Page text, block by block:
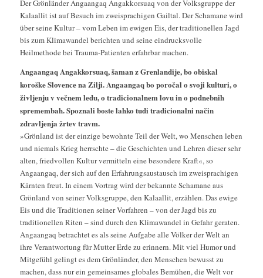
Der Grönländer Angaangaq Angakkorsuaq von der Volksgruppe der
Kalaallit ist auf Besuch im zweisprachigen Gailtal. Der Schamane wird
über seine Kultur – vom Leben im ewigen Eis, der traditionellen Jagd
bis zum Klimawandel berichten und seine eindrucksvolle
Heilmethode bei Trauma-Patienten erfahrbar machen.
Angaangaq Angakkorsuaq, šaman z Grenlandije, bo obiskal
koroške Slovence na Zilji. Angaangaq bo poročal o svoji kulturi, o
življenju v večnem ledu, o tradicionalnem lovu in o podnebnih
spremembah. Spoznali boste lahko tudi tradicionalni način
zdravljenja žrtev travm.
»Grönland ist der einzige bewohnte Teil der Welt, wo Menschen leben
und niemals Krieg herrschte – die Geschichten und Lehren dieser sehr
alten, friedvollen Kultur vermitteln eine besondere Kraft«, so
Angaangaq, der sich auf den Erfahrungsaustausch im zweisprachigen
Kärnten freut. In einem Vortrag wird der bekannte Schamane aus
Grönland von seiner Volksgruppe, den Kalaallit, erzählen. Das ewige
Eis und die Traditionen seiner Vorfahren – von der Jagd bis zu
traditionellen Riten – sind durch den Klimawandel in Gefahr geraten.
Angaangaq betrachtet es als seine Aufgabe alle Völker der Welt an
ihre Verantwortung für Mutter Erde zu erinnern. Mit viel Humor und
Mitgefühl gelingt es dem Grönländer, den Menschen bewusst zu
machen, dass nur ein gemeinsames globales Bemühen, die Welt vor